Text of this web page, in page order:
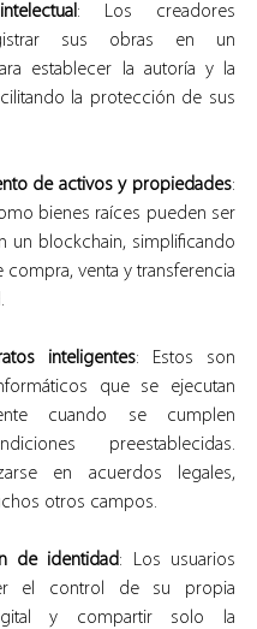
: Los creadores
sus obras en un
establecer la autoría y la
la protección de sus
de activos y propiedades:
bienes raíces pueden ser
un blockchain, simplificando
venta y transferencia
inteligentes: Estos son
que se ejecutan
cuando se cumplen
preestablecidas.
en acuerdos legales,
otros campos.
de identidad: Los usuarios
el control de su propia
y compartir solo la